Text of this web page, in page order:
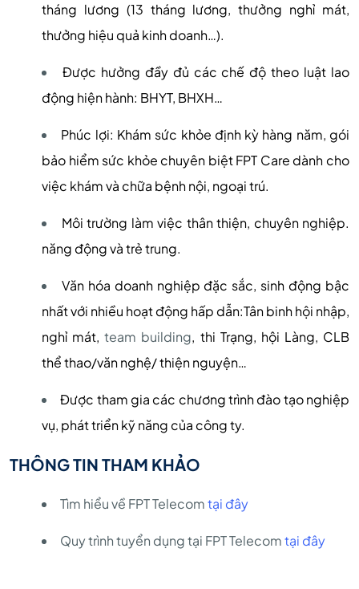
tháng lương (13 tháng lương, thưởng nghỉ mát,
thưởng hiệu quả kinh doanh…).
Được hưởng đầy đủ các chế độ theo luật lao
động hiện hành: BHYT, BHXH…
Phúc lợi: Khám sức khỏe định kỳ hàng năm, gói
bảo hiểm sức khỏe chuyên biệt FPT Care dành cho
việc khám và chữa bệnh nội, ngoại trú.
Môi trường làm việc thân thiện, chuyên nghiệp.
năng động và trẻ trung.
Văn hóa doanh nghiệp đặc sắc, sinh động bậc
nhất với nhiều hoạt động hấp dẫn:Tân binh hội nhập,
nghỉ mát,team building, thi Trạng, hội Làng, CLB
thể thao/văn nghệ/ thiện nguyện…
Được tham gia các chương trình đào tạo nghiệp
vụ, phát triển kỹ năng của công ty.
THÔNG TIN THAM KHẢO
Tìm hiểu về FPT Telecomtại đây
Quy trình tuyển dụng tại FPT Telecomtại đây